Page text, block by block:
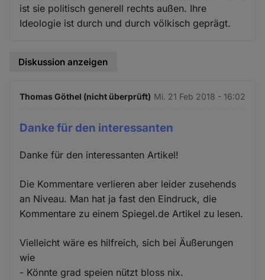
ist sie politisch generell rechts außen. Ihre
Ideologie ist durch und durch völkisch geprägt.
Diskussion anzeigen
Thomas Göthel (nicht überprüft) Mi. 21 Feb 2018 - 16:02
Danke für den interessanten
Danke für den interessanten Artikel!
Die Kommentare verlieren aber leider zusehends
an Niveau. Man hat ja fast den Eindruck, die
Kommentare zu einem Spiegel.de Artikel zu lesen.
Vielleicht wäre es hilfreich, sich bei Äußerungen
wie
- Könnte grad speien nützt bloss nix.